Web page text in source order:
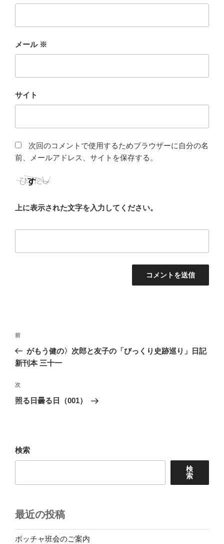
メール ※
サイト
次回のコメントで使用するためブラウザーに自分の名
前、メールアドレス、サイトを保存する。
上に表示された文字を入力してください。
投
ナ
ゲ
ー
前
の
投
前
がもう健の〉次郎と友子の「びっくり史跡巡り」日記
新刊本 三十一
次
の
次
照る日曇る日（001）
検索
検
索
最近の投稿
ボッチャ班会のご案内